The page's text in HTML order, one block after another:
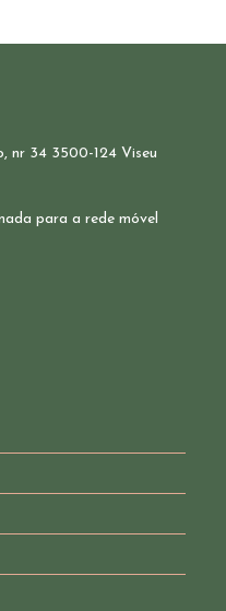
nr 34 3500-124 Viseu
para a rede móvel